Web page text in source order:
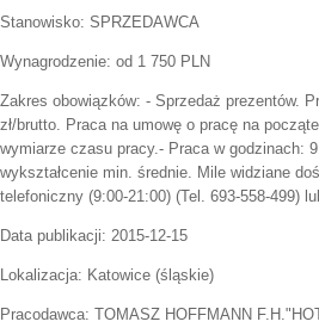
Stanowisko: SPRZEDAWCA
Wynagrodzenie: od 1 750 PLN
Zakres obowiązków: - Sprzedaż prezentów.
zł/brutto. Praca na umowę o pracę na
wymiarze czasu pracy.- Praca w godzinach:
wykształcenie min. średnie. Mile widziane
telefoniczny (9:00-21:00) (Tel. 693-558-499)
Data publikacji: 2015-12-15
Lokalizacja: Katowice (śląskie)
Pracodawca: TOMASZ HOFFMANN